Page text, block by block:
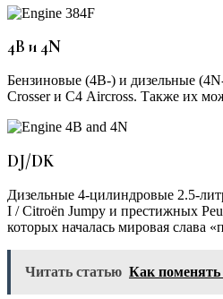
4B и 4N
Бензиновые (4B-) и дизельные
Сrosser и С4 Aircross. Также их
DJ/DK
Дизельные 4-цилиндровые 2.5-
I / Citroёn Jumpy и престижных
которых началась мировая слава
Читать статью Как